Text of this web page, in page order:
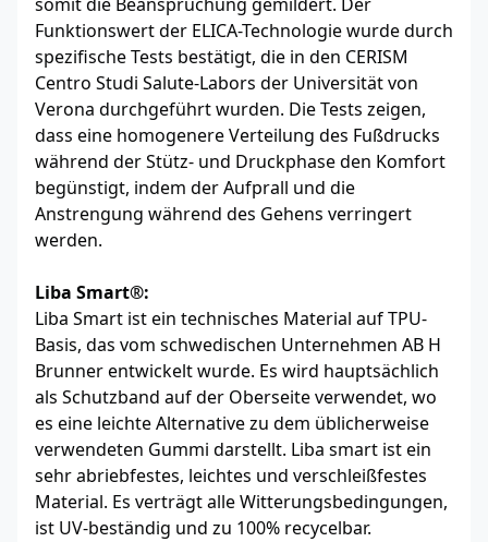
somit die Beanspruchung gemildert. Der
Funktionswert der ELICA-Technologie wurde durch
spezifische Tests bestätigt, die in den CERISM
Centro Studi Salute-Labors der Universität von
Verona durchgeführt wurden. Die Tests zeigen,
dass eine homogenere Verteilung des Fußdrucks
während der Stütz- und Druckphase den Komfort
begünstigt, indem der Aufprall und die
Anstrengung während des Gehens verringert
werden.
Liba Smart®:
Liba Smart ist ein technisches Material auf TPU-
Basis, das vom schwedischen Unternehmen AB H
Brunner entwickelt wurde. Es wird hauptsächlich
als Schutzband auf der Oberseite verwendet, wo
es eine leichte Alternative zu dem üblicherweise
verwendeten Gummi darstellt. Liba smart ist ein
sehr abriebfestes, leichtes und verschleißfestes
Material. Es verträgt alle Witterungsbedingungen,
ist UV-beständig und zu 100% recycelbar.